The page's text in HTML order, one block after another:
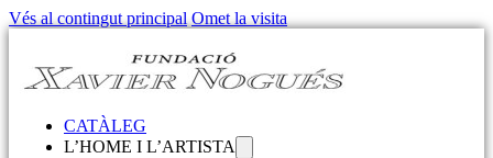
Vés al contingut principal Omet la visita
CATÀLEG
L’HOME I L’ARTISTA